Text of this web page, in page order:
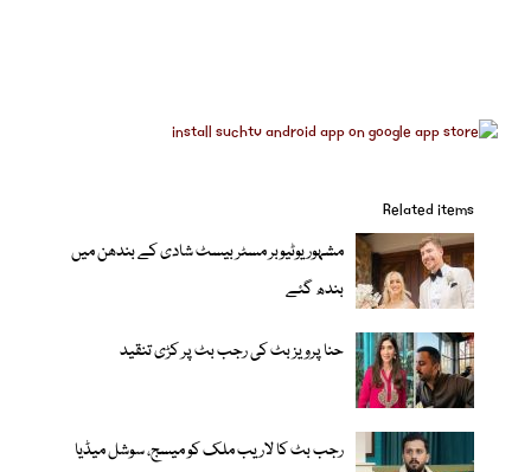
Related items
مشہور یوٹیوبر مسٹر بیسٹ شادی کے بندھن میں
بندھ گئے
حنا پرویز بٹ کی رجب بٹ پر کڑی تنقید
رجب بٹ کا لاریب ملک کو میسج، سوشل میڈیا